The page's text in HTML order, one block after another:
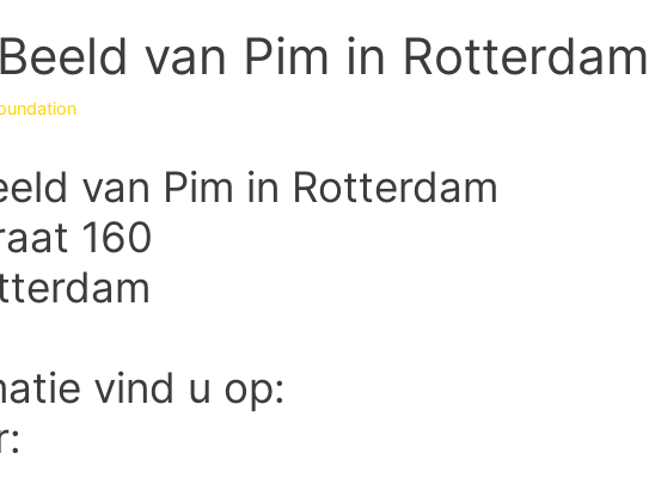
van Pim in Rotterdam
van Pim in Rotterdam
160
vind u op: